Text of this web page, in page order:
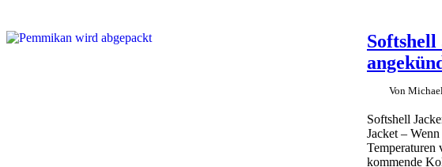
CARINTHIA
Softshell
Von
Softshell
Jacket –
Temperaturen
kommende